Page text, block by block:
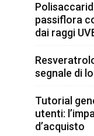
passiflora
dai raggi
segnale di
Tutorial
utenti:
d’acquisto